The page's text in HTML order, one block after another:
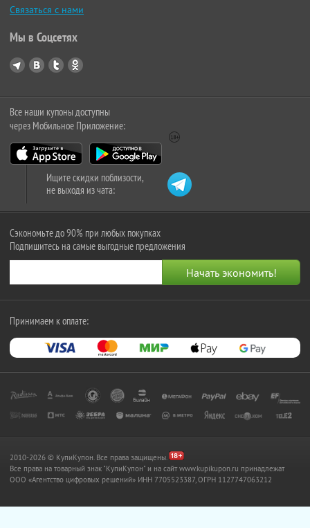
Связаться с нами
Мы в Соцсетях
Все наши купоны доступны
через Мобильное Приложение:
Ищите скидки поблизости,
не выходя из чата:
Сэкономьте до 90% при любых покупках
Подпишитесь на самые выгодные предложения
Принимаем к оплате:
2010-2026 © КупиКупон. Все права защищены.
Все права на товарный знак "КупиКупон" и на сайт www.kupikupon.ru принадлежат
OOO «Агентство цифровых решений» ИНН 7705523387, ОГРН 1127747063212